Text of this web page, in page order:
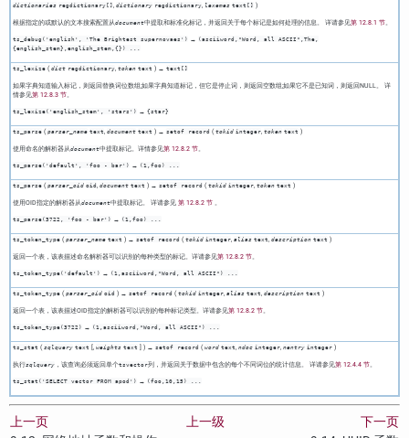
dictionaries regdictionary[] , dictionary regdictionary, lexemes text[] )
根据指定的或默认的文本搜索配置从document中提取和标准化标记，并返回关于每个标记是如何处理的信息。 详请参见第 12.8.1 节。
ts_debug('english', 'The Brightest supernovaes') → (asciiword,"Word, all ASCII",The,
{english_stem},english_stem,{}) ...
ts_lexize( dict regdictionary, token text ) → text[]
如果字典知道输入标记，则返回替换词位数组;如果字典知道标记，但它是停止词，则返回空数组;如果它不是已知词，则返回NULL。 详
情参见第 12.8.3 节。
ts_lexize('english_stem', 'stars') → {star}
ts_parse( parser_name text, document text ) → setof record ( tokid integer, token text )
使用命名的解析器从document中提取标记。详情参见第 12.8.2 节。
ts_parse('default', 'foo - bar') → (1,foo) ...
ts_parse( parser_oid oid, document text ) → setof record ( tokid integer, token text )
使用OID指定的解析器从document中提取标记。 详请参见 第 12.8.2 节。
ts_parse(3722, 'foo - bar') → (1,foo) ...
ts_token_type( parser_name text ) → setof record ( tokid integer, alias text, description text )
返回一个表，该表描述命名解析器可以识别的每种类型的标记。详请参见第 12.8.2 节。
ts_token_type('default') → (1,asciiword,"Word, all ASCII") ...
ts_token_type( parser_oid oid ) → setof record ( tokid integer, alias text, description text )
返回一个表，该表描述OID指定的解析器可以识别的每种标记类型。详请参见第 12.8.2 节。
ts_token_type(3722) → (1,asciiword,"Word, all ASCII") ...
ts_stat ( sqlquery text [, weights text ] ) → setof record ( word text, ndoc integer, nentry integer)
执行sqlquery，该查询必须返回单个tsvector列，并返回关于数据中包含的每个不同词位的统计信息。 详请参见第 12.4.4 节。
ts_stat('SELECT vector FROM apod') → (foo,10,15) ...
上一页 上一级
下一页